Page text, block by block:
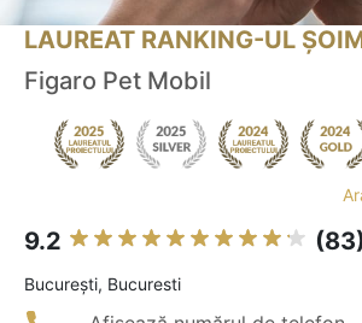
LAUREAT RANKING-UL
Figaro Pet Mobil
9.2
Bucureşti, Bucuresti